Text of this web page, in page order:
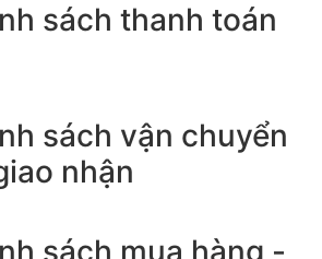
sách thanh toán
sách vận chuyển
nhận